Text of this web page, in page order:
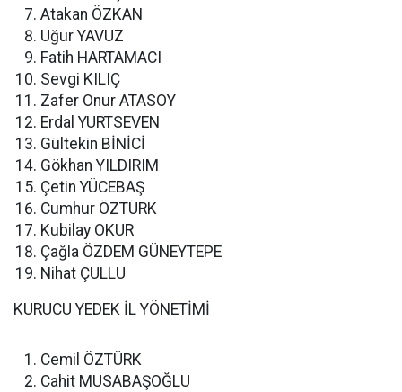
Atakan ÖZKAN
Uğur YAVUZ
Fatih HARTAMACI
Sevgi KILIÇ
Zafer Onur ATASOY
Erdal YURTSEVEN
Gültekin BİNİCİ
Gökhan YILDIRIM
Çetin YÜCEBAŞ
Cumhur ÖZTÜRK
Kubilay OKUR
Çağla ÖZDEM GÜNEYTEPE
Nihat ÇULLU
KURUCU YEDEK İL YÖNETİMİ
Cemil ÖZTÜRK
Cahit MUSABAŞOĞLU